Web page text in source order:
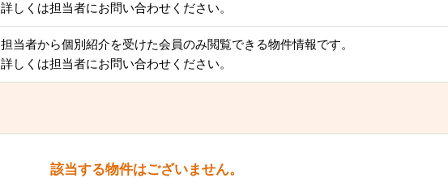
詳しくは担当者にお問い合わせください。
担当者から個別紹介を受けた会員のみ閲覧できる物件情報です。
詳しくは担当者にお問い合わせください。
該当する物件はございません。